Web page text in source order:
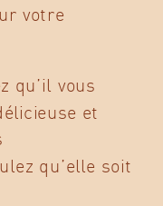
votre
qu’il vous
et
qu’elle soit